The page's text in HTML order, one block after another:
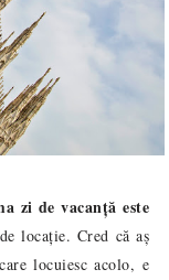
zi de vacanță este
locație. Cred că aș
locuiesc acolo, e